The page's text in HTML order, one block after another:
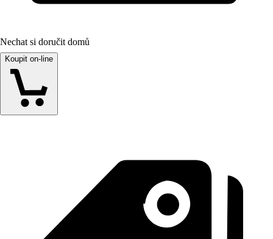
Nechat si doručit domů
Koupit on-line